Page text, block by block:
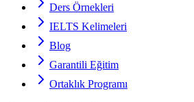
Ders Örnekleri
IELTS Kelimeleri
Blog
Garantili Eğitim
Ortaklık Programı